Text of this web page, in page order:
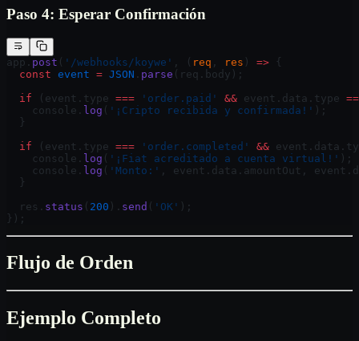
Paso 4: Esperar Confirmación
app. post ( '/webhooks/koywe' , ( req , res ) => {
  const
event = JSON . parse (req.body);
  if
(event.type === 'order.paid' && event.data.type
    console.
log ( '¡Cripto recibida y confirmada!' );
  }
  if
(event.type === 'order.completed' &&
    console.
log ( '¡Fiat acreditado a cuenta virtual!' );
    console.
log ( 'Monto:' , event.data.amountOut,
  }
  res.
status ( 200 ). send ( 'OK' );
});
Flujo de Orden
Ejemplo Completo